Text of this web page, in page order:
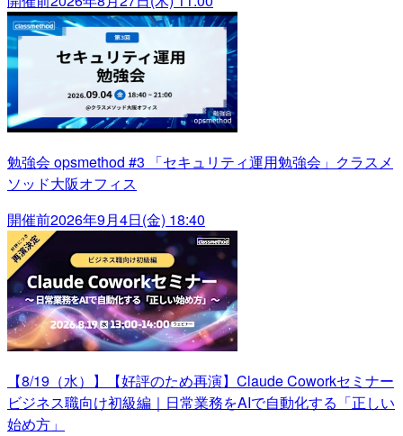
勉強会 opsmethod #3 「セキュリティ運用勉強会」クラスメ
ソッド大阪オフィス
開催前2026年9月4日(金) 18:40
【8/19（水）】【好評のため再演】Claude Coworkセミナー
ビジネス職向け初級編｜日常業務をAIで自動化する「正しい
始め方」